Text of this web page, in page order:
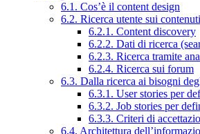
6.1. Cos’è il content design
6.2. Ricerca utente sui
6.2.1. Content discovery
6.2.2. Dati di ricerca
6.2.3. Ricerca tramite
6.2.4. Ricerca sui forum
6.3. Dalla ricerca ai bisogni
6.3.1. User stories per
6.3.2. Job stories per
6.3.3. Criteri di
6.4. Architettura